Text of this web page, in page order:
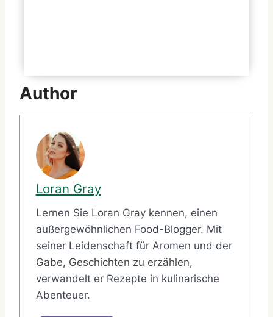
Author
Loran Gray
Lernen Sie Loran Gray kennen, einen
außergewöhnlichen Food-Blogger. Mit
seiner Leidenschaft für Aromen und der
Gabe, Geschichten zu erzählen,
verwandelt er Rezepte in kulinarische
Abenteuer.